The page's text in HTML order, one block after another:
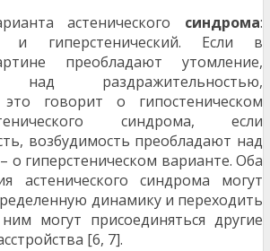
астенического синдрома:
и гиперстенический. Если в
преобладают утомление,
над раздражительностью,
это говорит о гипостеническом
синдрома, если
возбудимость преобладают над
о гиперстеническом варианте. Оба
астенического синдрома могут
динамику и переходить
могут присоединяться другие
[6, 7].